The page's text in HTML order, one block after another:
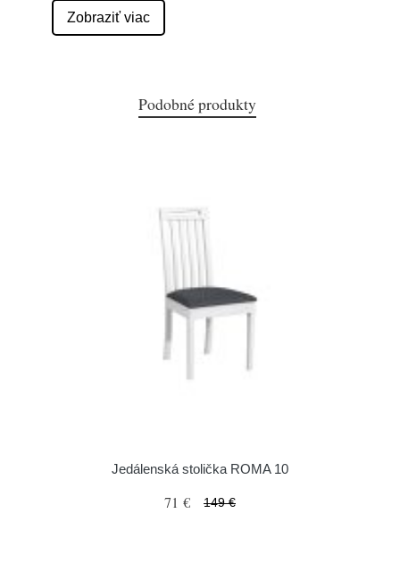
Zobraziť viac
Podobné produkty
Jedálenská stolička ROMA 10
71 € 149 €